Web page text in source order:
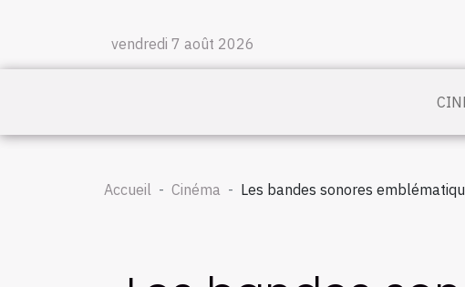
vendredi 7 août 2026
Accueil Cinéma Les bandes sonores